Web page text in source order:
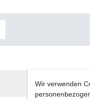
Wir verwenden